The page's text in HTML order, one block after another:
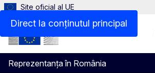
Direct la conținutul principal
Site oficial al UE
Reprezentanța în România
Menu